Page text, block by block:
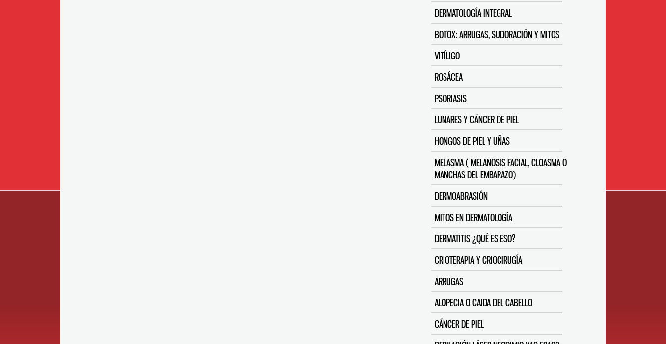
DERMATOLOGÍA INTEGRAL
BOTOX: ARRUGAS, SUDORACIÓN Y MITOS
VITÍLIGO
ROSÁCEA
PSORIASIS
LUNARES Y CÁNCER DE PIEL
HONGOS DE PIEL Y UÑAS
MELASMA ( MELANOSIS FACIAL, CLOASMA O
MANCHAS DEL EMBARAZO)
DERMOABRASIÓN
MITOS EN DERMATOLOGÍA
DERMATITIS ¿QUÉ ES ESO?
CRIOTERAPIA Y CRIOCIRUGÍA
ARRUGAS
ALOPECIA O CAIDA DEL CABELLO
CÁNCER DE PIEL